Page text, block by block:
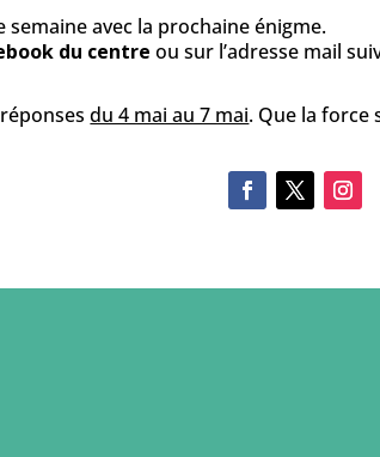
avec la prochaine énigme.
du centre ou sur l’adresse mail
réponsesdu 4 mai au 7 mai. Que la force